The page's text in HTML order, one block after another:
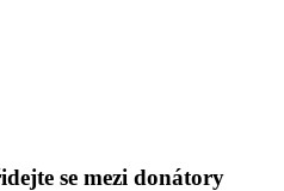
se mezi donátory